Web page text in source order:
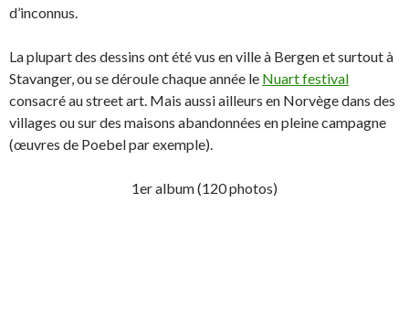
d’inconnus.
La plupart des dessins ont été vus en ville à Bergen et surtout à
Stavanger, ou se déroule chaque année le Nuart festival
consacré au street art. Mais aussi ailleurs en Norvège dans des
villages ou sur des maisons abandonnées en pleine campagne
(œuvres de Poebel par exemple).
1er album (120 photos)